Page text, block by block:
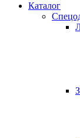
Каталог